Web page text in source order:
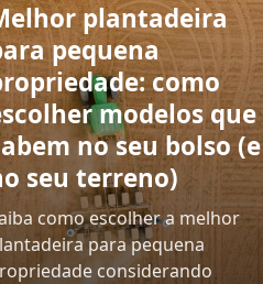
plantadeira
pequena
como
modelos que
no seu bolso (e
seu terreno)
como escolher a melhor
para pequena
considerando